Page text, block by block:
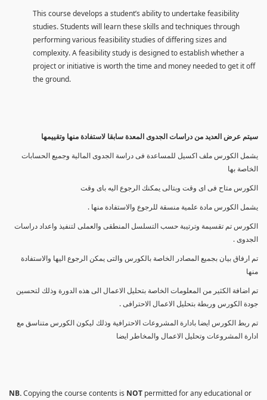
This course develops a student’s ability to undertake feasibility
studies. Students will learn these skills and techniques through
performing various feasibility studies of differing sizes and
complexity. A feasibility study is designed to establish whether a
project or initiative is worth the time and money needed to get it off
the ground.
سيتم عرض العديد من دراسات الجدوى المعدة سابقا لاستفادة منها وتقييمها
يشمل الكورس ملف اكسيل للمساعدة فى دراسة الجدوى المالية وجميع الحسابات
الخاصة بها
الكورس متاح فى اى وقت وبتالى يمكنك الرجوع اليه باى وقت
يشمل الكورس مادة علمية منسقة للرجوع والاستفادة منها .
الكورس تم تقسيمة وترتيبة حسب التسلسل المنطقى والعملى لتنفيذ واعداد دراسات
الجدوى .
تم ارفاق بيان بجميع المصادر الخاصة بالكورس والتى يمكن الرجوع اليها والاستفادة
منها
تم اضافة الكثير من المعلومات الخاصة بتحليل الاعمال الى هذه الدورة وذلك لتحسين
جودة الكورس وربطة بتحليل الاعمال الاحترافى .
تم ربط الكورس ايضا بادارة المشروعات الاحترافية وذلك ليكون الكورس متناسق مع
ادارة المشروعات وتحليل الاعمال والمخاطر ايضا
NB.Copying the course contents is NOT permitted for any educational or